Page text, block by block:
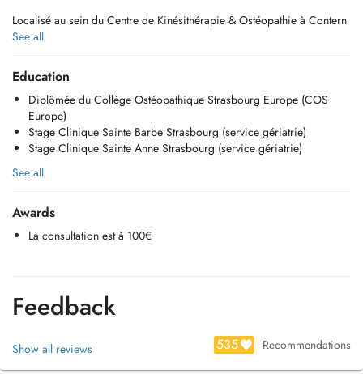
Localisé au sein du Centre de Kinésithérapie & Ostéopathie à Contern
(https://kinecontern.lu), le cabinet vous propose :
- Consultation dostéopathie générale, obstétrique, pédiatrique et
gériatrique.
- Prise en charge du sportif et troubles posturologiques.
- Prise en charge des pathologies chroniques et inflammatoires.
La prise de rendez-vous pour une consultation au cabinet se fait via
Doctena ou par téléphone au +352 661 880 881.
Noubliez pas de vous munir dun drap ou dune serviette lors de votre
See all
Education
Diplômée du Collège Ostéopathique Strasbourg Europe (COS
Europe)
Stage Clinique Sainte Barbe Strasbourg (service gériatrie)
Stage Clinique Sainte Anne Strasbourg (service gériatrie)
See all
Awards
La consultation est à 100€
Feedback
Show all reviews 535 Recommendations